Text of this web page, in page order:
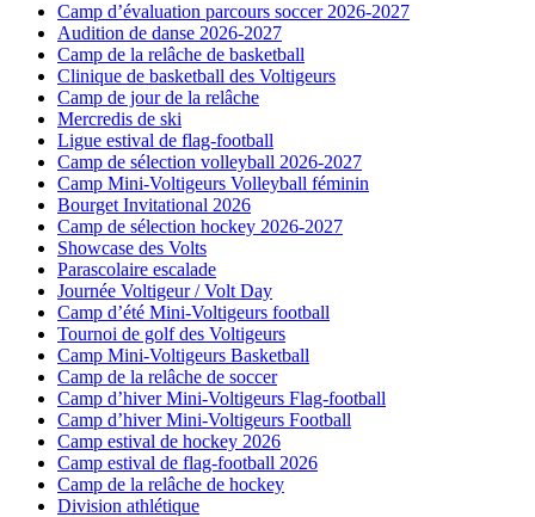
Camp d’évaluation parcours soccer 2026-2027
Audition de danse 2026-2027
Camp de la relâche de basketball
Clinique de basketball des Voltigeurs
Camp de jour de la relâche
Mercredis de ski
Ligue estival de flag-football
Camp de sélection volleyball 2026-2027
Camp Mini-Voltigeurs Volleyball féminin
Bourget Invitational 2026
Camp de sélection hockey 2026-2027
Showcase des Volts
Parascolaire escalade
Journée Voltigeur / Volt Day
Camp d’été Mini-Voltigeurs football
Tournoi de golf des Voltigeurs
Camp Mini-Voltigeurs Basketball
Camp de la relâche de soccer
Camp d’hiver Mini-Voltigeurs Flag-football
Camp d’hiver Mini-Voltigeurs Football
Camp estival de hockey 2026
Camp estival de flag-football 2026
Camp de la relâche de hockey
Division athlétique